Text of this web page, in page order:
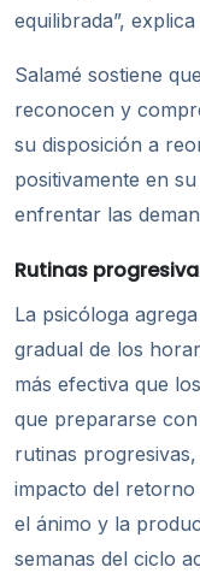
equilibrada”,
Salamé sostiene
reconocen y
su disposición a
positivamente en
enfrentar las
Rutinas
La psicóloga
gradual de los
más efectiva que
que prepararse
rutinas
impacto del
el ánimo y la
semanas del ciclo